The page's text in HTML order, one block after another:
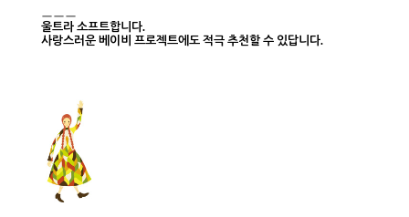
ㅡㅡㅡ
울트라 소프트합니다.
사랑스러운 베이비 프로젝트에도 적극 추천할 수 있답니다.